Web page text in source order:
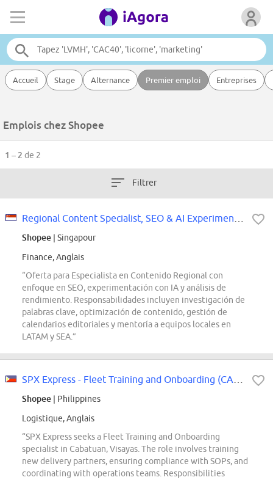
Accueil Stage Alternance Premier emploi Entreprises
Emplois chez Shopee
1 – 2 de 2
Filtrer
Shopee | Singapour
Finance, Anglais
“Oferta para Especialista en Contenido Regional con
enfoque en SEO, experimentación con IA y análisis de
rendimiento. Responsabilidades incluyen investigación de
palabras clave, optimización de contenido, gestión de
calendarios editoriales y mentoría a equipos locales en
LATAM y SEA.”
Shopee | Philippines
Logistique, Anglais
“SPX Express seeks a Fleet Training and Onboarding
specialist in Cabatuan, Visayas. The role involves training
new delivery partners, ensuring compliance with SOPs, and
coordinating with operations teams. Responsibilities